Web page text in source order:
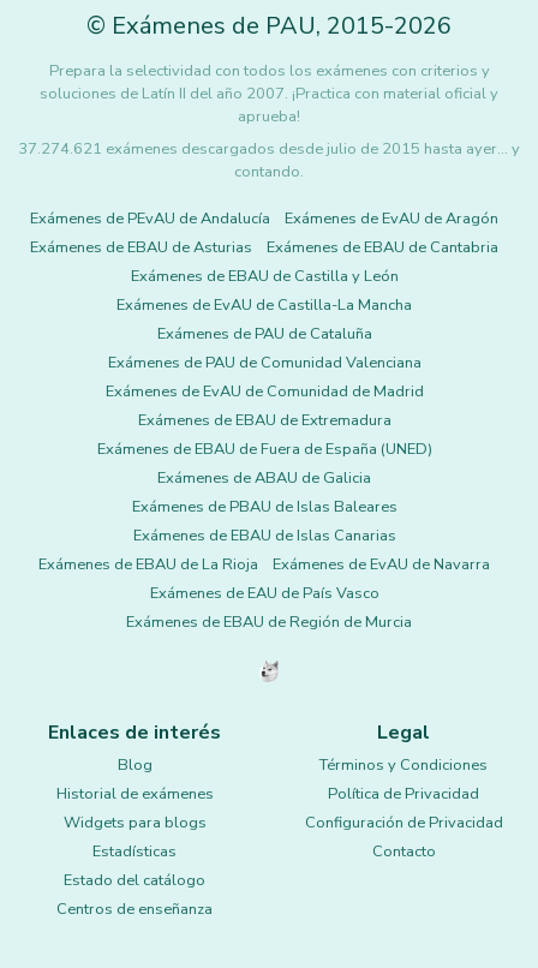
© Exámenes de PAU, 2015-2026
Prepara la selectividad con todos los exámenes con criterios y
soluciones de Latín II del año 2007. ¡Practica con material oficial y
aprueba!
37.274.621 exámenes descargados desde julio de 2015 hasta ayer... y
contando.
Exámenes de PEvAU de Andalucía
Exámenes de EvAU de Aragón
Exámenes de EBAU de Asturias
Exámenes de EBAU de Cantabria
Exámenes de EBAU de Castilla y León
Exámenes de EvAU de Castilla-La Mancha
Exámenes de PAU de Cataluña
Exámenes de PAU de Comunidad Valenciana
Exámenes de EvAU de Comunidad de Madrid
Exámenes de EBAU de Extremadura
Exámenes de EBAU de Fuera de España (UNED)
Exámenes de ABAU de Galicia
Exámenes de PBAU de Islas Baleares
Exámenes de EBAU de Islas Canarias
Exámenes de EBAU de La Rioja
Exámenes de EvAU de Navarra
Exámenes de EAU de País Vasco
Exámenes de EBAU de Región de Murcia
Enlaces de interés
Blog
Historial de exámenes
Widgets para blogs
Estadísticas
Estado del catálogo
Centros de enseñanza
Legal
Términos y Condiciones
Política de Privacidad
Configuración de Privacidad
Contacto